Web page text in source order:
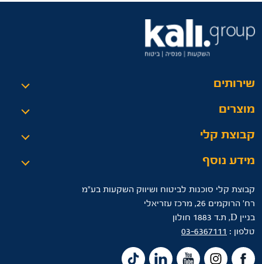
שירותים
מוצרים
קבוצת קלי
מידע נוסף
קבוצת קלי סוכנות לביטוח ושיווק השקעות בע"מ
רח’ הרוקמים 26, מרכז עזריאלי
בניין D, ת.ד 1883 חולון
טלפון : 03-6367111